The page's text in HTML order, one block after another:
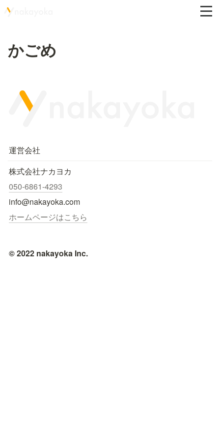
かごめ
運営会社
株式会社ナカヨカ
050-6861-4293
info@nakayoka.com
ホームページはこちら
© 2022 nakayoka Inc.